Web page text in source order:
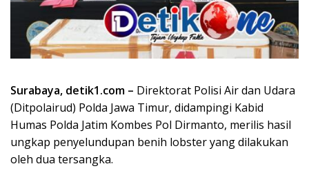
Surabaya, detik1.com – Direktorat Polisi Air dan Udara
(Ditpolairud) Polda Jawa Timur, didampingi Kabid
Humas Polda Jatim Kombes Pol Dirmanto, merilis hasil
ungkap penyelundupan benih lobster yang dilakukan
oleh dua tersangka.